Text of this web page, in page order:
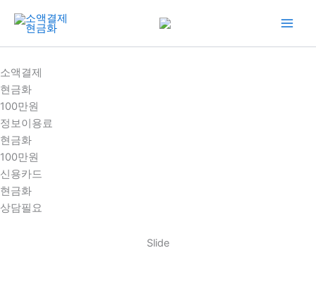
건
너
뛰
기
소액결제
현금화
100만원
정보이용료
현금화
100만원
신용카드
현금화
상담필요
Slide